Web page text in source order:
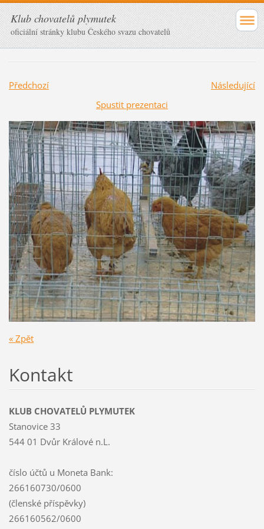
Klub chovatelů plymutek
oficiální stránky klubu Českého svazu chovatelů
Předchozí
Následující
Spustit prezentaci
« Zpět
Kontakt
KLUB CHOVATELŮ PLYMUTEK
Stanovice 33
544 01 Dvůr Králové n.L.
číslo účtů u Moneta Bank:
266160730/0600
(členské příspěvky)
266160562/0600